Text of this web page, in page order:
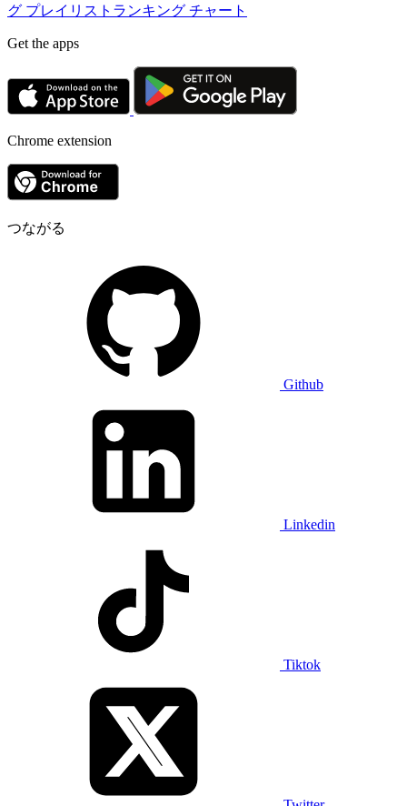
グ プレイリストランキング チャート
Get the apps
Chrome extension
つながる
Github
Linkedin
Tiktok